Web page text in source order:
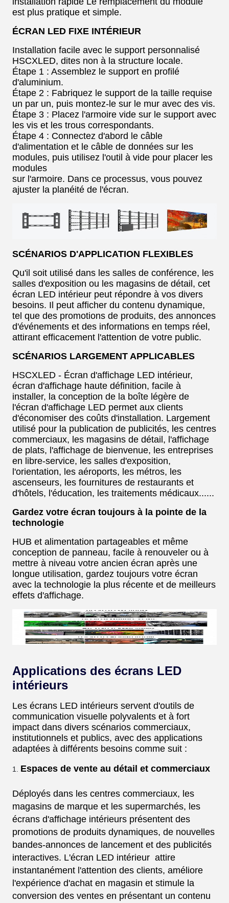
est plus pratique et simple.
ÉCRAN LED FIXE INTÉRIEUR
Installation facile avec le support personnalisé
HSCXLED, dites non à la structure locale.
Étape 1 : Assemblez le support en profilé
d'aluminium.
Étape 2 : Fabriquez le support de la taille requise
un par un, puis montez-le sur le mur avec des vis.
Étape 3 : Placez l'armoire vide sur le support avec
les vis et les trous correspondants.
Étape 4 : Connectez d'abord le câble
d'alimentation et le câble de données sur les
modules, puis utilisez l'outil à vide pour placer les
modules
sur l'armoire. Dans ce processus, vous pouvez
ajuster la planéité de l'écran.
SCÉNARIOS D'APPLICATION FLEXIBLES
Qu'il soit utilisé dans les salles de conférence, les
salles d'exposition ou les magasins de détail, cet
écran LED intérieur peut répondre à vos divers
besoins. Il peut afficher du contenu dynamique,
tel que des promotions de produits, des annonces
d'événements et des informations en temps réel,
attirant efficacement l'attention de votre public.
SCÉNARIOS LARGEMENT APPLICABLES
HSCXLED - Écran d'affichage LED intérieur,
écran d'affichage haute définition, facile à
installer, la conception de la boîte légère de
l'écran d'affichage LED permet aux clients
d'économiser des coûts d'installation. Largement
utilisé pour la publication de publicités, les centres
commerciaux, les magasins de détail, l'affichage
de plats, l'affichage de bienvenue, les entreprises
en libre-service, les salles d'exposition,
l'orientation, les aéroports, les métros, les
ascenseurs, les fournitures de restaurants et
d'hôtels, l'éducation, les traitements médicaux......
Gardez votre écran toujours à la pointe de la
technologie
HUB et alimentation partageables et même
conception de panneau, facile à renouveler ou à
mettre à niveau votre ancien écran après une
longue utilisation, gardez toujours votre écran
avec la technologie la plus récente et de meilleurs
effets d'affichage.
Applications des écrans LED
intérieurs
Les écrans LED intérieurs servent d'outils de
communication visuelle polyvalents et à fort
impact dans divers scénarios commerciaux,
institutionnels et publics, avec des applications
adaptées à différents besoins comme suit :
Espaces de vente au détail et commerciaux
Déployés dans les centres commerciaux, les
magasins de marque et les supermarchés, les
écrans d'affichage intérieurs présentent des
promotions de produits dynamiques, de nouvelles
bandes-annonces de lancement et des publicités
interactives. L'écran LED intérieur attire
instantanément l'attention des clients, améliore
l'expérience d'achat en magasin et stimule la
conversion des ventes en présentant un contenu